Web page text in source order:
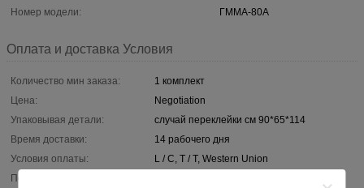
Номер модели:
ГММА-80А
Оплата и доставка Условия
Количество мин заказа:
1 комплект
Цена:
Negotiation
Упаковывая детали:
случай переклейки см 90*65*114
Время доставки:
14 рабочего дня
Условия оплаты:
L / C, T / T, Western Union
Поставка способности: